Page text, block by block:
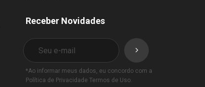
Receber Novidades
*Ao informar meus dados, eu concordo com a
Política de Privacidade Termos de Uso.